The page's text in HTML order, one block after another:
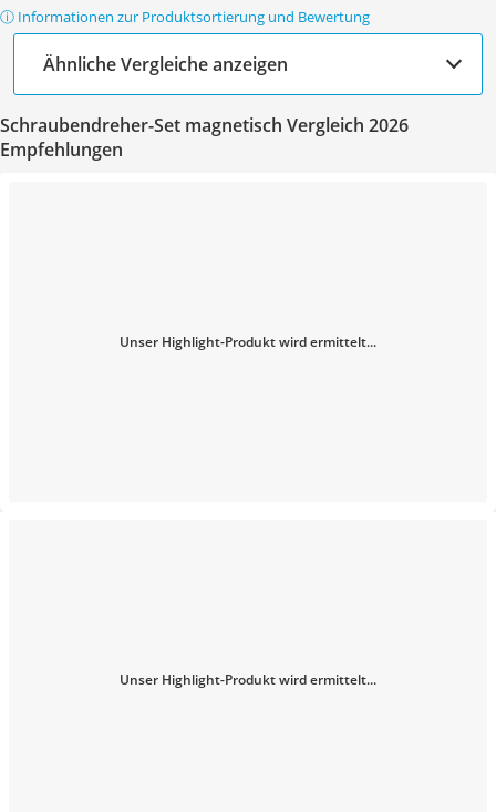
ⓘ Informationen zur Produktsortierung und Bewertung
Ähnliche Vergleiche anzeigen
Schraubendreher-Set magnetisch Vergleich 2026
Empfehlungen
Unser Highlight-Produkt wird ermittelt...
Unser Highlight-Produkt wird ermittelt...